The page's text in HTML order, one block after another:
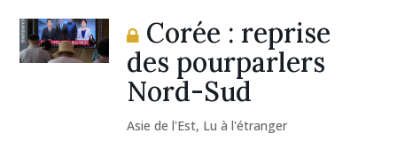
Corée : reprise
des pourparlers
Nord-Sud
Asie de l'Est, Lu à l'étranger